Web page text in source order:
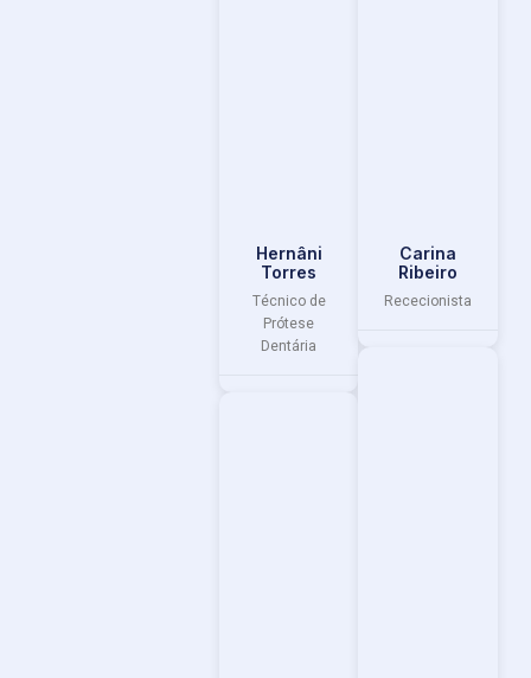
Hernâni
Torres
Técnico de
Prótese
Dentária
Carina
Ribeiro
Rececionista